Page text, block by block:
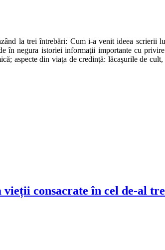
la trei întrebări: Cum i-a venit ideea scrierii
în negura istoriei informaţii importante cu
aspecte din viaţa de credinţă: lăcaşurile de
consacrate în cel de-al